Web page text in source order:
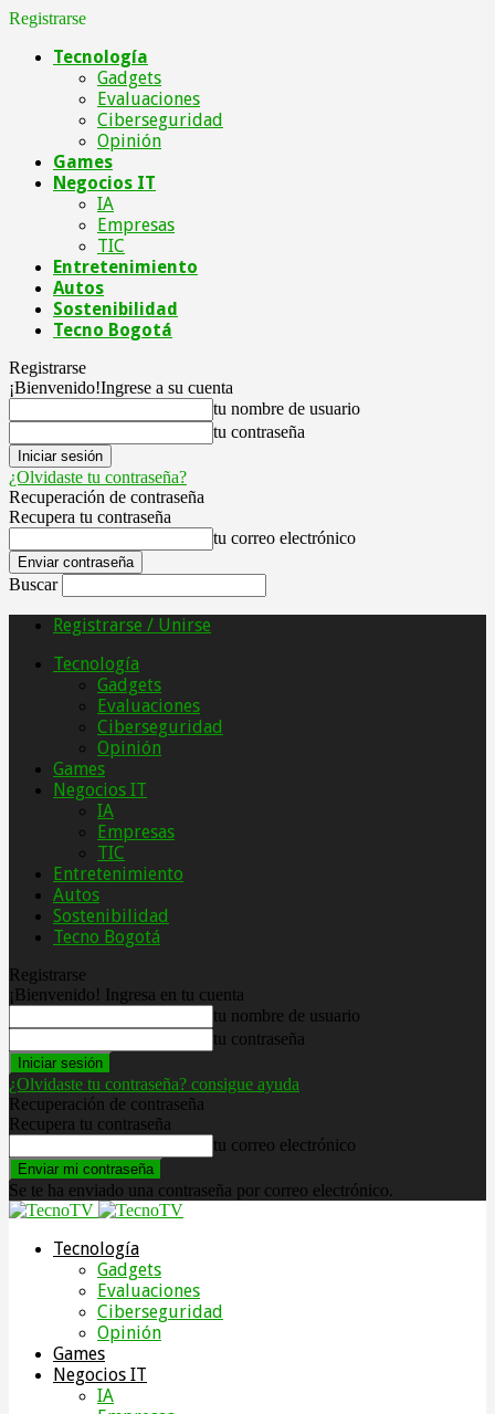
Registrarse
Tecnología
Gadgets
Evaluaciones
Ciberseguridad
Opinión
Games
Negocios IT
IA
Empresas
TIC
Entretenimiento
Autos
Sostenibilidad
Tecno Bogotá
Registrarse
¡Bienvenido!Ingrese a su cuenta
tu nombre de usuario
tu contraseña
¿Olvidaste tu contraseña?
Recuperación de contraseña
Recupera tu contraseña
tu correo electrónico
Buscar
Registrarse / Unirse
Tecnología
Gadgets
Evaluaciones
Ciberseguridad
Opinión
Games
Negocios IT
IA
Empresas
TIC
Entretenimiento
Autos
Sostenibilidad
Tecno Bogotá
Registrarse
¡Bienvenido! Ingresa en tu cuenta
tu nombre de usuario
tu contraseña
¿Olvidaste tu contraseña? consigue ayuda
Recuperación de contraseña
Recupera tu contraseña
tu correo electrónico
Se te ha enviado una contraseña por correo electrónico.
Tecnología
Gadgets
Evaluaciones
Ciberseguridad
Opinión
Games
Negocios IT
IA